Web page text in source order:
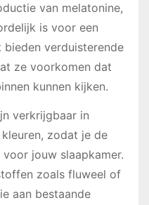
van melatonine,
is voor een
bieden verduisterende
ze voorkomen dat
kunnen kijken.
verkrijgbaar in
zodat je de
jouw slaapkamer.
zoals fluweel of
aan bestaande